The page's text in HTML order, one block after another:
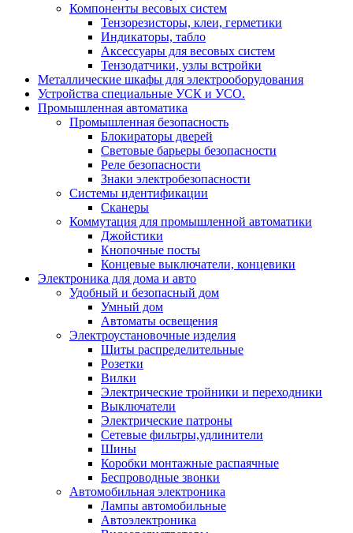
Компоненты весовых систем
Тензорезисторы, клеи, герметики
Индикаторы, табло
Аксессуары для весовых систем
Тензодатчики, узлы встройки
Металлические шкафы для электрооборудования
Устройства специальные УСК и УСО.
Промышленная автоматика
Промышленная безопасность
Блокираторы дверей
Световые барьеры безопасности
Реле безопасности
Знаки электробезопасности
Системы идентификации
Сканеры
Коммутация для промышленной автоматики
Джойстики
Кнопочные посты
Концевые выключатели, концевики
Электроника для дома и авто
Удобный и безопасный дом
Умный дом
Автоматы освещения
Электроустановочные изделия
Щиты распределительные
Розетки
Вилки
Электрические тройники и переходники
Выключатели
Электрические патроны
Сетевые фильтры,удлинители
Шины
Коробки монтажные распаячные
Беспроводные звонки
Автомобильная электроника
Лампы автомобильные
Автоэлектроника